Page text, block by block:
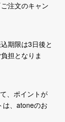
注文のキャン
期限は3日後と
担となりま
、ポイントが
は、atoneのお